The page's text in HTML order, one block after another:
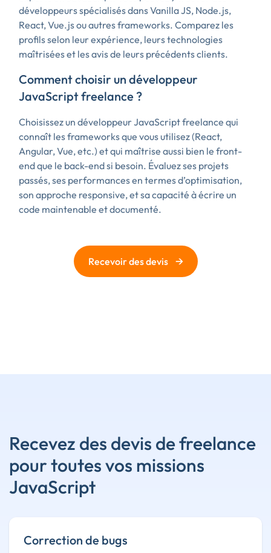
développeurs spécialisés dans Vanilla JS, Node.js,
React, Vue.js ou autres frameworks. Comparez les
profils selon leur expérience, leurs technologies
maîtrisées et les avis de leurs précédents clients.
Comment choisir un développeur
JavaScript freelance ?
Choisissez un développeur JavaScript freelance qui
connaît les frameworks que vous utilisez (React,
Angular, Vue, etc.) et qui maîtrise aussi bien le front-
end que le back-end si besoin. Évaluez ses projets
passés, ses performances en termes d’optimisation,
son approche responsive, et sa capacité à écrire un
code maintenable et documenté.
Recevoir des devis →
Recevez des devis de freelance
pour toutes vos missions
JavaScript
Correction de bugs